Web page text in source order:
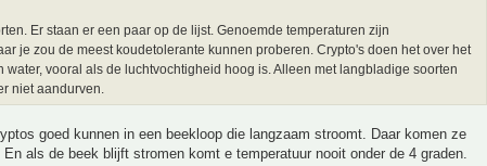
Er staan er een paar op de lijst. Genoemde temperaturen zijn
je zou de meest koudetolerante kunnen proberen. Crypto's doen het over het
water, vooral als de luchtvochtigheid hoog is. Alleen met langbladige soorten
niet aandurven.
goed kunnen in een beekloop die langzaam stroomt. Daar komen ze
als de beek blijft stromen komt e temperatuur nooit onder de 4 graden.